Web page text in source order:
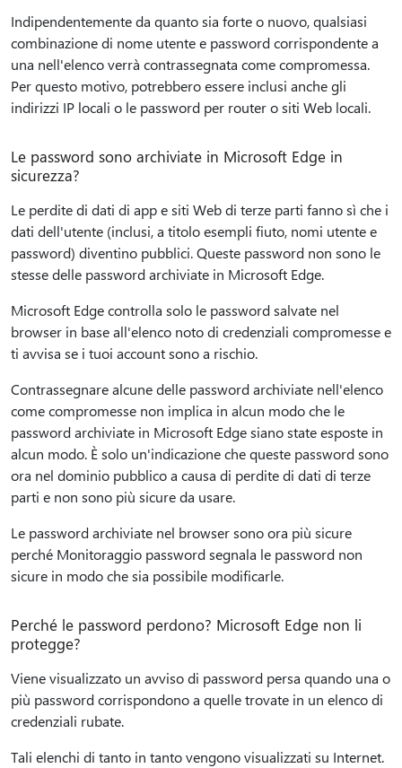
Indipendentemente da quanto sia forte o nuovo, qualsiasi
combinazione di nome utente e password corrispondente a
una nell'elenco verrà contrassegnata come compromessa.
Per questo motivo, potrebbero essere inclusi anche gli
indirizzi IP locali o le password per router o siti Web locali.
Le password sono archiviate in Microsoft Edge in
sicurezza?
Le perdite di dati di app e siti Web di terze parti fanno sì che i
dati dell'utente (inclusi, a titolo esempli fiuto, nomi utente e
password) diventino pubblici. Queste password non sono le
stesse delle password archiviate in Microsoft Edge.
Microsoft Edge controlla solo le password salvate nel
browser in base all'elenco noto di credenziali compromesse e
ti avvisa se i tuoi account sono a rischio.
Contrassegnare alcune delle password archiviate nell'elenco
come compromesse non implica in alcun modo che le
password archiviate in Microsoft Edge siano state esposte in
alcun modo. È solo un'indicazione che queste password sono
ora nel dominio pubblico a causa di perdite di dati di terze
parti e non sono più sicure da usare.
Le password archiviate nel browser sono ora più sicure
perché Monitoraggio password segnala le password non
sicure in modo che sia possibile modificarle.
Perché le password perdono? Microsoft Edge non li
protegge?
Viene visualizzato un avviso di password persa quando una o
più password corrispondono a quelle trovate in un elenco di
credenziali rubate.
Tali elenchi di tanto in tanto vengono visualizzati su Internet.